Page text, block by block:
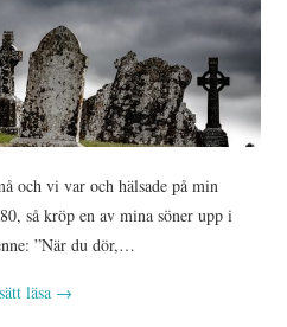
och vi var och hälsade på min
så kröp en av mina söner upp i
”När du dör,…
läsa →